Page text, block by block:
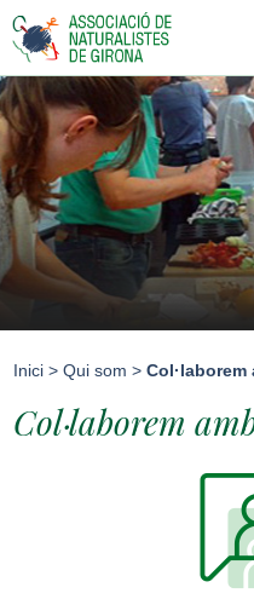
Inici > Qui som > Col·laborem
Col·laborem